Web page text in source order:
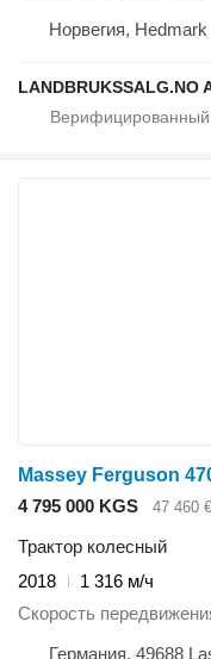
Норвегия, Hedmark
LANDBRUKSSALG.NO
Massey Ferguson
4 795 000 KGS
47 460 €
Трактор колесный
2018
1 316 м/ч
Скорость
Германия, 49688